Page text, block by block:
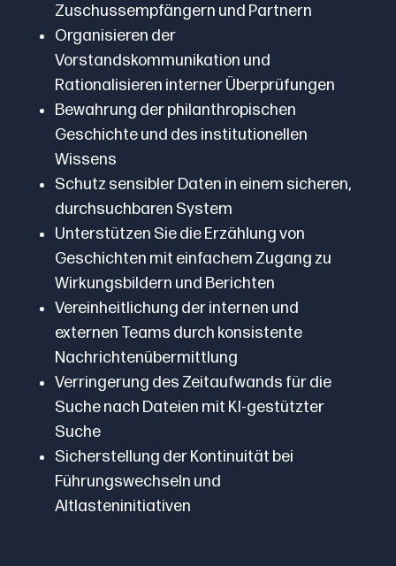
Zuschussempfängern und Partnern
Organisieren der
Vorstandskommunikation und
Rationalisieren interner Überprüfungen
Bewahrung der philanthropischen
Geschichte und des institutionellen
Wissens
Schutz sensibler Daten in einem sicheren,
durchsuchbaren System
Unterstützen Sie die Erzählung von
Geschichten mit einfachem Zugang zu
Wirkungsbildern und Berichten
Vereinheitlichung der internen und
externen Teams durch konsistente
Nachrichtenübermittlung
Verringerung des Zeitaufwands für die
Suche nach Dateien mit KI-gestützter
Suche
Sicherstellung der Kontinuität bei
Führungswechseln und
Altlasteninitiativen